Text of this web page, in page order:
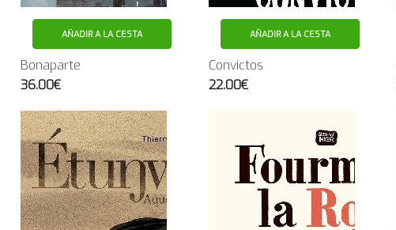
AÑADIR A LA CESTA
Bonaparte
36.00€
AÑADIR A LA CESTA
Convictos
22.00€